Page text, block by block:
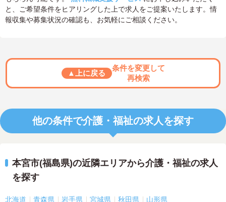
と、ご希望条件をヒアリングした上で求人をご提案いたします。情
報収集や募集状況の確認も、お気軽にご相談ください。
▲上に戻る
条件を変更して
再検索
他の条件で介護・福祉の求人を探す
本宮市(福島県)の近隣エリアから介護・福祉の求人
を探す
北海道 青森県 岩手県 宮城県 秋田県 山形県